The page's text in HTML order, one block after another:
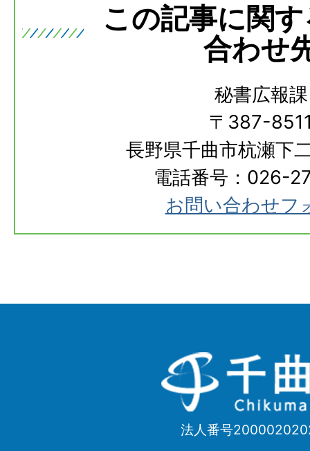
この記事に関
合わせ
秘書広報課
〒387-
長野県千曲市杭瀬下
電話番号：026-
お問い合わせフ
千
曲
Chikuma
法人番号